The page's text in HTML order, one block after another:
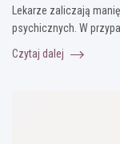
Lekarze zaliczają
psychicznych. W
Czytaj dalej